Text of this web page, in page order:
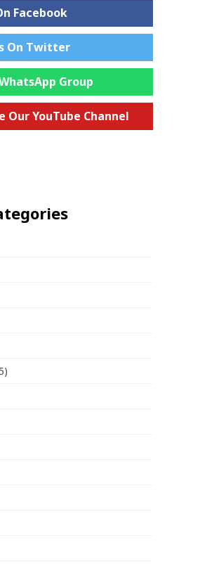
Facebook
On Twitter
Group
Our YouTube Channel